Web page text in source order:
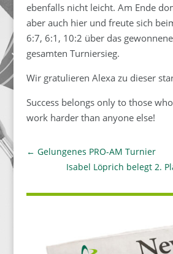
ebenfalls nicht leicht. Am Ende
aber auch hier und freute sich
6:7, 6:1, 10:2 über das
gesamten Turniersieg.
Wir gratulieren Alexa zu dieser
Success belongs only to those
work harder than anyone else!
← Gelungenes PRO-AM Turnier
Isabel Löprich belegt 2.